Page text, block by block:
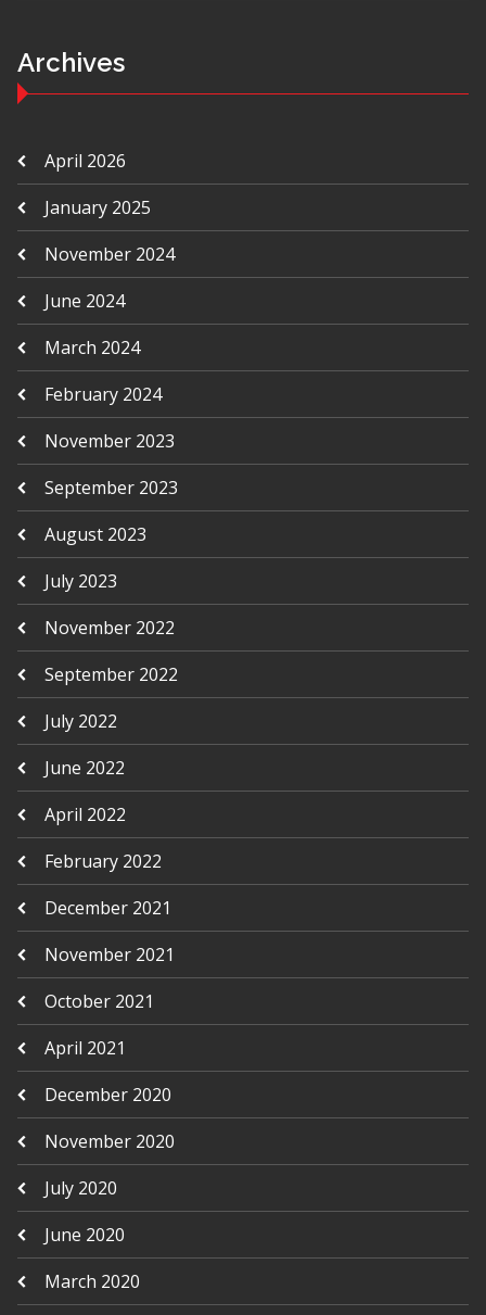
Archives
April 2026
January 2025
November 2024
June 2024
March 2024
February 2024
November 2023
September 2023
August 2023
July 2023
November 2022
September 2022
July 2022
June 2022
April 2022
February 2022
December 2021
November 2021
October 2021
April 2021
December 2020
November 2020
July 2020
June 2020
March 2020